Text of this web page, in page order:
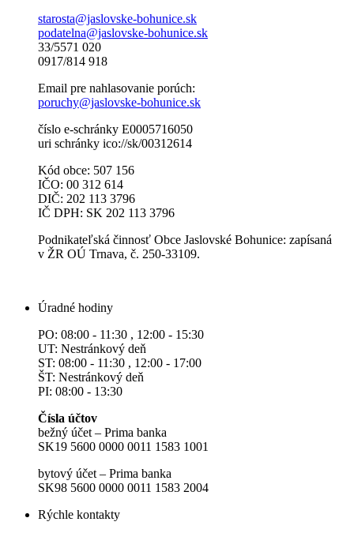
starosta@jaslovske-bohunice.sk
podatelna@jaslovske-bohunice.sk
33/5571 020
0917/814 918
Email pre nahlasovanie porúch:
poruchy@jaslovske-bohunice.sk
číslo e-schránky E0005716050
uri schránky ico://sk/00312614
Kód obce: 507 156
IČO: 00 312 614
DIČ: 202 113 3796
IČ DPH: SK 202 113 3796
Podnikateľská činnosť Obce Jaslovské Bohunice: zapísaná
v ŽR OÚ Trnava, č. 250-33109.
Úradné hodiny
PO: 08:00 - 11:30 , 12:00 - 15:30
UT: Nestránkový deň
ST: 08:00 - 11:30 , 12:00 - 17:00
ŠT: Nestránkový deň
PI: 08:00 - 13:30
Čísla účtov
bežný účet – Prima banka
SK19 5600 0000 0011 1583 1001
bytový účet – Prima banka
SK98 5600 0000 0011 1583 2004
Rýchle kontakty